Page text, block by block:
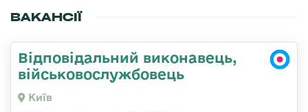
ВАКАНСІЇ
Відповідальний виконавець,
військовослужбовець
Київ